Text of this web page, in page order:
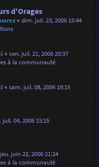
d'Orages
« dim. juil. 23, 2006 15:44
« ven. juil. 21, 2006 20:37
à la communauté
« sam. juil. 08, 2006 19:15
juil. 04, 2006 15:15
jeu. juin 22, 2006 21:24
à la communauté